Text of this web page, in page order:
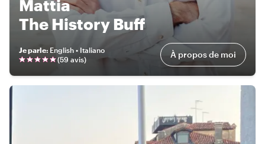
Mattia
The History Buff
Je parle: English • Italiano
(59 avis) À propos de moi